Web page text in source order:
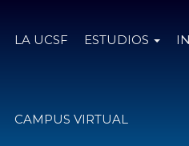
LA UCSF ESTUDIOS
CAMPUS VIRTUAL